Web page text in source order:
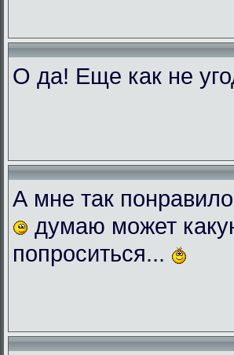
О да! Еще как не
А мне так
думаю может
попроситься...